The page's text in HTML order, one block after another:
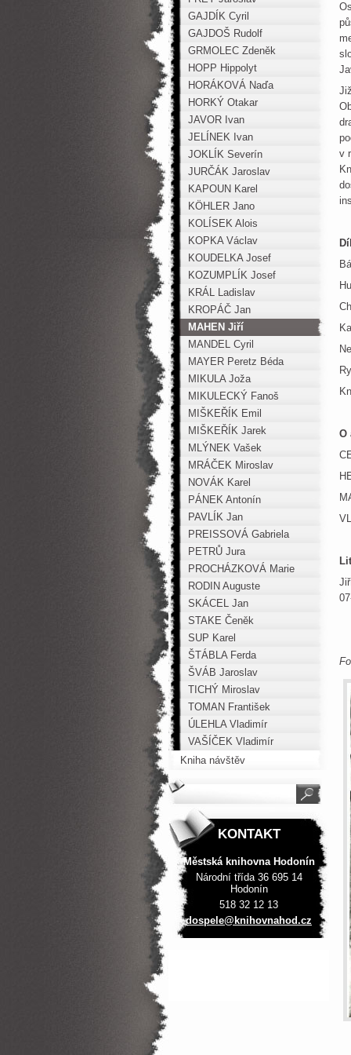
v
O
GAJDÍK Cyril
GAJDOŠ Rudolf
GRMOLEC Zdeněk
HOPP Hippolyt
HORÁKOVÁ Naďa
HORKÝ Otakar
JAVOR Ivan
JELÍNEK Ivan
JOKLÍK Severín
JURČÁK Jaroslav
KAPOUN Karel
KÖHLER Jano
KOLÍSEK Alois
KOPKA Václav
KOUDELKA Josef
KOZUMPLÍK Josef
KRÁL Ladislav
KROPÁČ Jan
MAHEN Jiří
MANDEL Cyril
MAYER Peretz Béda
MIKULA Joža
MIKULECKÝ Fanoš
MIŠKEŘÍK Emil
MIŠKEŘÍK Jarek
MLÝNEK Vašek
MRÁČEK Miroslav
NOVÁK Karel
PÁNEK Antonín
PAVLÍK Jan
PREISSOVÁ Gabriela
PETRŮ Jura
PROCHÁZKOVÁ Marie
RODIN Auguste
SKÁCEL Jan
STAKE Čeněk
SUP Karel
ŠTÁBLA Ferda
ŠVÁB Jaroslav
TICHÝ Miroslav
TOMAN František
ÚLEHLA Vladimír
VAŠÍČEK Vladimír
Kniha návštěv
KONTAKT
Městská knihovna Hodonín
Národní třída 36 695 14
Hodonín
518 32 12 13
dospele@ knihovnahod.cz